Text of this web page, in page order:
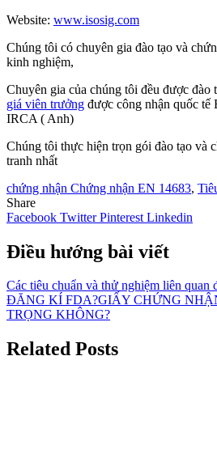
Website: www.isosig.com
Chúng tôi có chuyên gia đào tạo và
kinh nghiệm,
Chuyên gia của chúng tôi đều được đào
giá viên trưởng được công nhận quốc tế
IRCA ( Anh)
Chúng tôi thực hiện trọn gói đào tạo và
tranh nhất
chứng nhận Chứng nhận EN 14683,
Share
Facebook TwitterPinterest Linkedin
Điều hướng bài viết
Các tiêu chuẩn và thử nghiệm liên quan
ĐĂNG KÍ FDA?GIẤY CHỨNG
TRỌNG KHÔNG?
Related Posts